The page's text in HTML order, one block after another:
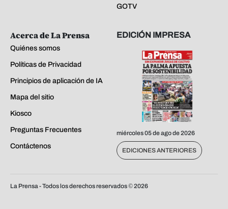
GOTV
Acerca de La Prensa
Quiénes somos
Políticas de Privacidad
Principios de aplicación de IA
Mapa del sitio
Kiosco
Preguntas Frecuentes
Contáctenos
EDICIÓN IMPRESA
miércoles 05 de ago de 2026
EDICIONES ANTERIORES
La Prensa - Todos los derechos reservados ©2026